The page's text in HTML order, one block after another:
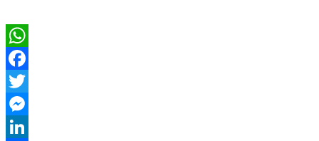
WhatsApp
Facebook
Twitter
Messenger